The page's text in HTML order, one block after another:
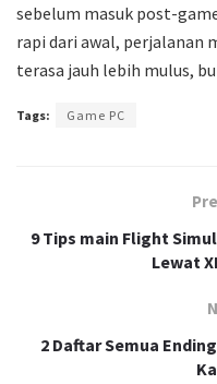
sebelum masuk post-
rapi dari awal, perjalanan
terasa jauh lebih mulus,
Tags: Game PC
9 Tips main Flight
Lewat
2 Daftar Semua